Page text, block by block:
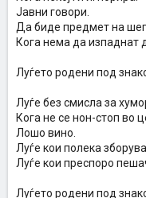
Јавни говори.
Да биде предмет на
Кога нема да изпаднат
Луѓето родени под
Луѓе без смисла за
Кога не се нон-стоп во
Лошо вино.
Луѓе кои полека
Луѓе кои преспоро
Луѓето родени под